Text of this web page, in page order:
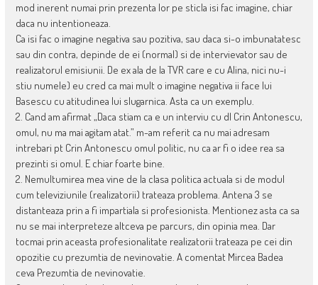
mod inerent numai prin prezenta lor pe sticla isi fac imagine, chiar
daca nu intentioneaza.
Ca isi fac o imagine negativa sau pozitiva, sau daca si-o imbunatatesc
sau din contra, depinde de ei (normal) si de intervievator sau de
realizatorul emisiunii. De ex ala de la TVR care e cu Alina, nici nu-i
stiu numele) eu cred ca mai mult o imagine negativa ii face lui
Basescu cu atitudinea lui slugarnica. Asta ca un exemplu.
2. Cand am afirmat „Daca stiam ca e un interviu cu dl Crin Antonescu,
omul, nu ma mai agitam atat.” m-am referit ca nu mai adresam
intrebari pt Crin Antonescu omul politic, nu ca ar fi o idee rea sa
prezinti si omul. E chiar foarte bine.
2. Nemultumirea mea vine de la clasa politica actuala si de modul
cum televiziunile (realizatorii) trateaza problema. Antena 3 se
distanteaza prin a fi impartiala si profesionista. Mentionez asta ca sa
nu se mai interpreteze altceva pe parcurs, din opinia mea. Dar
tocmai prin aceasta profesionalitate realizatorii trateaza pe cei din
opozitie cu prezumtia de nevinovatie. A comentat Mircea Badea
ceva Prezumtia de nevinovatie.